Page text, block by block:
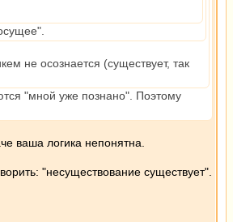
не осознается (существует, так
"мной уже познано". Поэтому
ваша логика непонятна.
"несуществование существует".